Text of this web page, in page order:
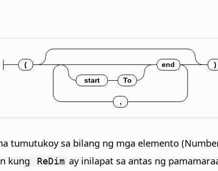
tumutukoy sa bilang ng mga elemento
kung ReDim ay inilapat sa antas ng